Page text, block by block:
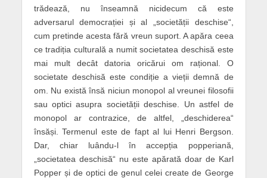
trădează, nu înseamnă nicidecum că este
adversarul democrației și al „societății deschise“,
cum pretinde acesta fără vreun suport. A apăra ceea
ce tradiția culturală a numit societatea deschisă este
mai mult decât datoria oricărui om rațional. O
societate deschisă este condiție a vieții demnă de
om. Nu există însă niciun monopol al vreunei filosofii
sau optici asupra societății deschise. Un astfel de
monopol ar contrazice, de altfel, „deschiderea“
însăși. Termenul este de fapt al lui Henri Bergson.
Dar, chiar luându-l în accepția popperiană,
„societatea deschisă“ nu este apărată doar de Karl
Popper și de optici de genul celei create de George